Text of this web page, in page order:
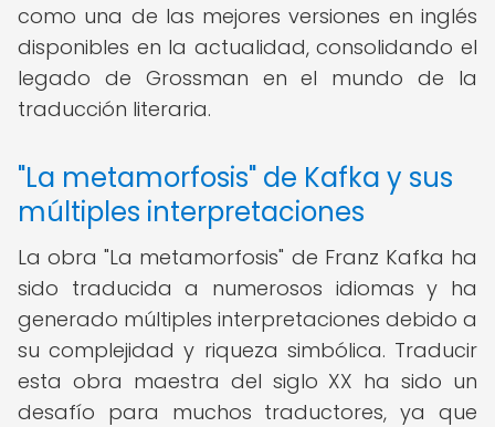
como una de las mejores versiones en inglés
disponibles en la actualidad, consolidando el
legado de Grossman en el mundo de la
traducción literaria.
"La metamorfosis" de Kafka y sus
múltiples interpretaciones
La obra "La metamorfosis" de Franz Kafka ha
sido traducida a numerosos idiomas y ha
generado múltiples interpretaciones debido a
su complejidad y riqueza simbólica. Traducir
esta obra maestra del siglo XX ha sido un
desafío para muchos traductores, ya que